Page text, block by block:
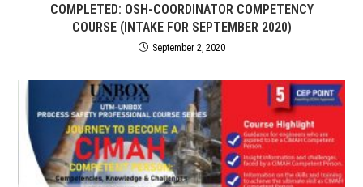
COMPLETED: OSH-COORDINATOR COMPETENCY
COURSE (INTAKE FOR SEPTEMBER 2020)
September 2, 2020